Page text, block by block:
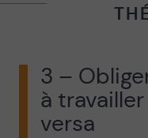
3 –
à
versa